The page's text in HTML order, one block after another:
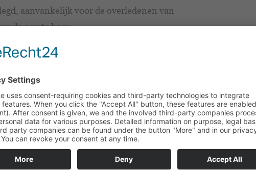
aanvankelijk voor de overledenen van
de eerste hoge
op het kerkhof te vinden. Tijdens een
te weten over de eeuwenoude
gewijd aan Sint-Jan de Doper, die
neem contact met ons op via